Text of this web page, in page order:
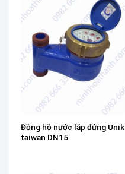
Đồng hồ nước lắp đứng Unik
taiwan DN15